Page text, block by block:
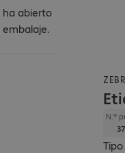
N.º
ha abierto
embalaje.